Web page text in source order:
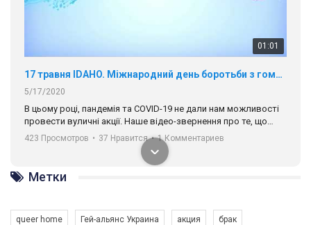
01:01
17 травня IDAHO. Міжнародний день боротьби з гомофобією трансфобією і біфобія.
5/17/2020
В цьому році, пандемія та COVІD-19 не дали нам можливості
провести вуличні акції. Наше відео-звернення про те, що
навіть коли ми у різних містах та не можемо зустрінеться, ми
разом. Ми закликаємо всіх хто поділяє цінності рівності та
солідарності, приєднатися до нас. Регіональні підрозділи
ГАУ є в 16 областях України.
Разом наш голос лунає гучніше!
423 Просмотров • 37 Нравится • 1 Комментариев
Метки
queer home Гей-альянс Украина акция брак